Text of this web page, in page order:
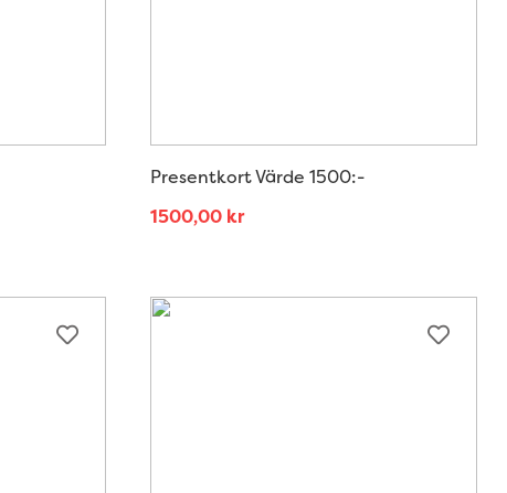
Presentkort Värde 1500:-
1500,00 kr